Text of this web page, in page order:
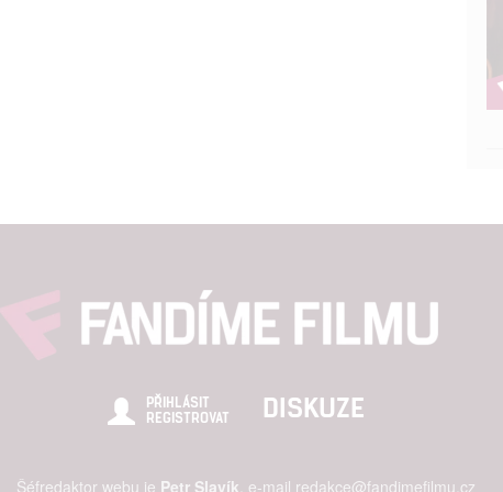
PŘIHLÁSIT
REGISTROVAT
DISKUZE
Šéfredaktor webu je Petr Slavík , e-mail redakce@fandimefilmu.cz